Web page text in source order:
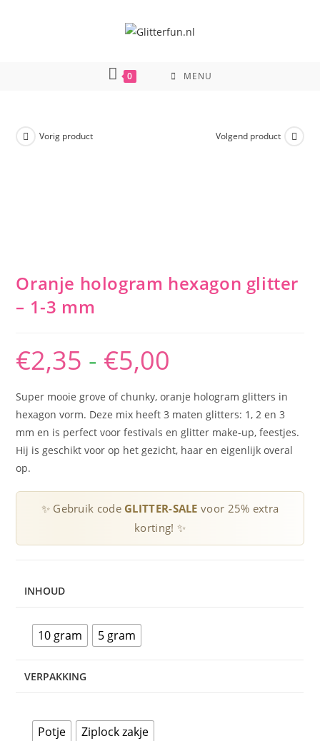
0 MENU
Vorig product Volgend product
Oranje hologram hexagon glitter
– 1-3 mm
€2,35 - €5,00
Super mooie grove of chunky, oranje hologram glitters in
hexagon vorm. Deze mix heeft 3 maten glitters: 1, 2 en 3
mm en is perfect voor festivals en glitter make-up, feestjes.
Hij is geschikt voor op het gezicht, haar en eigenlijk overal
op.
✨ Gebruik code GLITTER-SALE voor 25% extra
korting! ✨
INHOUD
10 gram 5 gram
VERPAKKING
Potje Ziplock zakje